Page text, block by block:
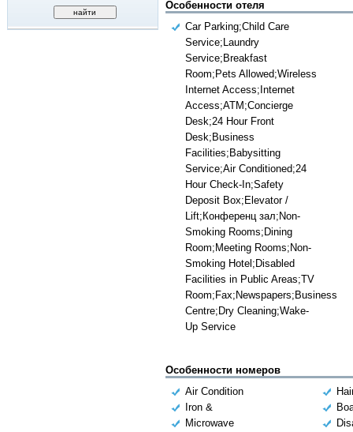
Особенности отеля
Car Parking;Child Care
Service;Laundry
Service;Breakfast
Room;Pets Allowed;Wireless
Internet Access;Internet
Access;ATM;Concierge
Desk;24 Hour Front
Desk;Business
Facilities;Babysitting
Service;Air Conditioned;24
Hour Check-In;Safety
Deposit Box;Elevator /
Lift;Конференц зал;Non-
Smoking Rooms;Dining
Room;Meeting Rooms;Non-
Smoking Hotel;Disabled
Facilities in Public Areas;TV
Room;Fax;Newspapers;Business
Centre;Dry Cleaning;Wake-
Up Service
Особенности номеров
Air Condition
Iron &
Microwave